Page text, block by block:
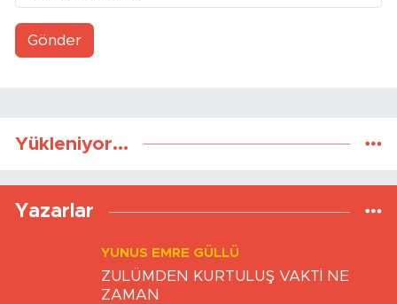
Gönder
Yükleniyor...
Yazarlar
YUNUS EMRE GÜLLÜ
ZULÜMDEN KURTULUŞ VAKTİ NE
ZAMAN